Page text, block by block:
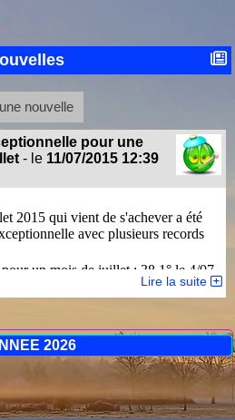
2026
nouvelle
pour une
- le 11/07/2015 12:39
2015 qui vient de s'achever a été
avec plusieurs records
pour un mois de juillet : 38.1° le 4/07
un mois de juillet : 25.4° le 4/07
c'est non seulement la
plus chaude mais également la
le mois complet.
seconde plus chaude derrière la
28.6°.
:
Lire la suite